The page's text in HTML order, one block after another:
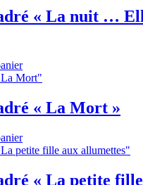
« La nuit …
« La Mort »
« La petite